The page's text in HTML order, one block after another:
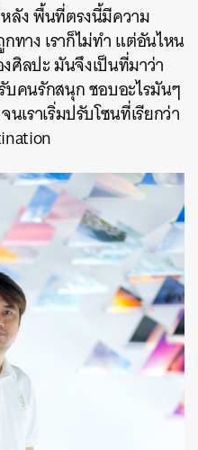
ลัง พื้นที่ตรงนี้มีความ
ทาง เราก็ไม่ทำ แต่อันไหน
ศิลปะ มันจึงเป็นที่มาว่า
คนรักสนุก ชอบอะไรมันๆ
เราเริ่มปรับโซนที่เรียกว่า